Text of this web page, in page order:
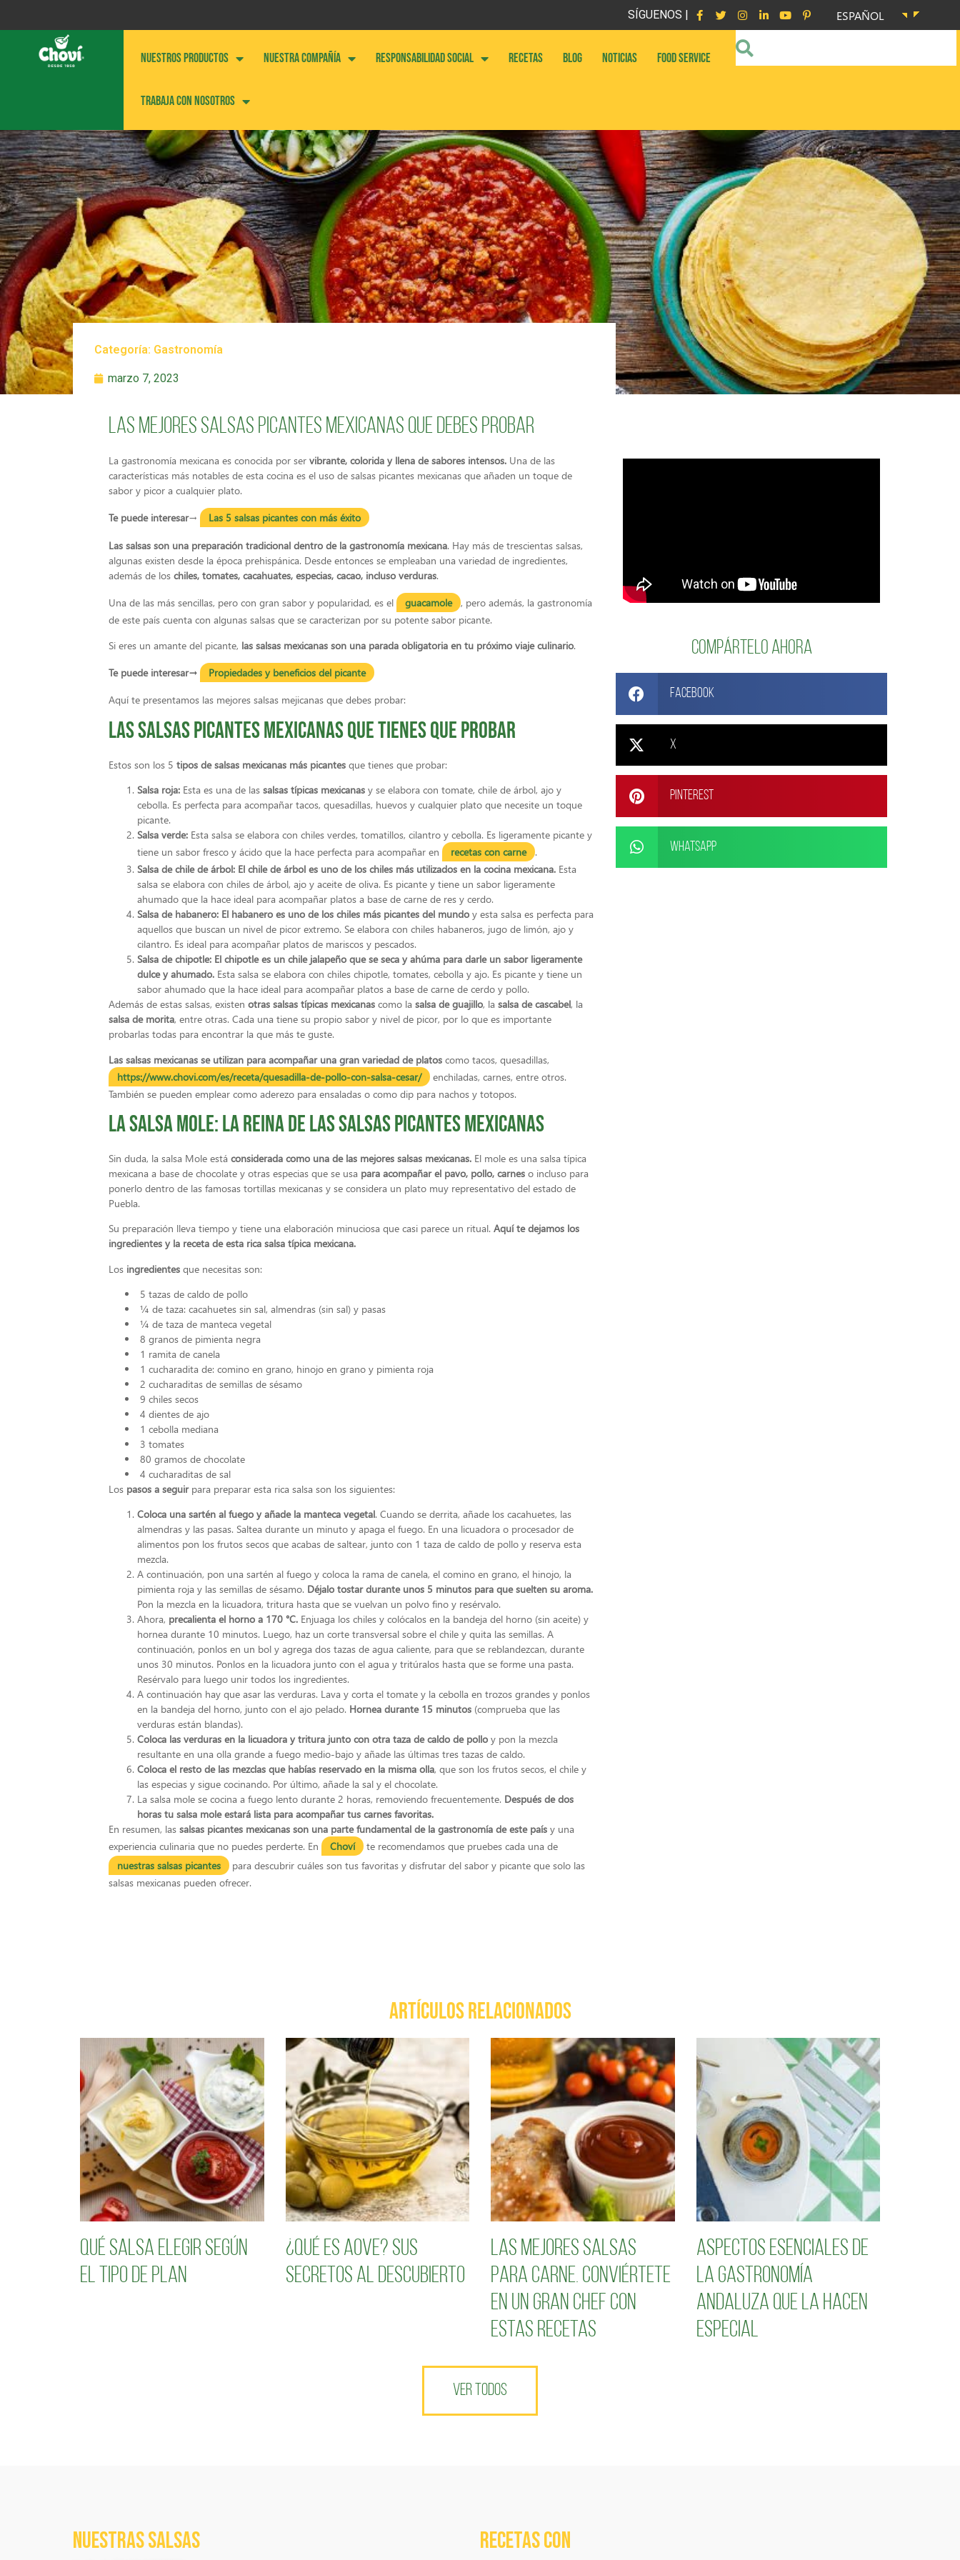
SÍGUENOS | ESPAÑOL
NUESTROS PRODUCTOS NUESTRA COMPAÑÍA RESPONSABILIDAD SOCIAL RECETAS BLOG NOTICIAS FOOD SERVICE
Trabaja con nosotros
Categoría: Gastronomía
marzo 7, 2023
Las mejores salsas picantes mexicanas que debes probar
La gastronomía mexicana es conocida por ser vibrante, colorida y llena de sabores intensos. Una de las
características más notables de esta cocina es el uso de salsas picantes mexicanas que añaden un toque de
sabor y picor a cualquier plato.
Te puede interesar→ Las 5 salsas picantes con más éxito
Las salsas son una preparación tradicional dentro de la gastronomía mexicana. Hay más de trescientas salsas,
algunas existen desde la época prehispánica. Desde entonces se empleaban una variedad de ingredientes,
además de los chiles, tomates, cacahuates, especias, cacao, incluso verduras.
Una de las más sencillas, pero con gran sabor y popularidad, es el guacamole
, pero además, la gastronomía
de este país cuenta con algunas salsas que se caracterizan por su potente sabor picante.
Si eres un amante del picante, las salsas mexicanas son una parada obligatoria en tu próximo viaje culinario.
Te puede interesar→ Propiedades y beneficios del picante
Aquí te presentamos las mejores salsas mejicanas que debes probar:
Las salsas picantes mexicanas que tienes que probar
Estos son los 5 tipos de salsas mexicanas más picantes que tienes que probar:
Salsa roja: Esta es una de las salsas típicas mexicanas y se elabora con tomate, chile de árbol, ajo y
cebolla. Es perfecta para acompañar tacos, quesadillas, huevos y cualquier plato que necesite un toque
picante.
Salsa verde: Esta salsa se elabora con chiles verdes, tomatillos, cilantro y cebolla. Es ligeramente picante y
tiene un sabor fresco y ácido que la hace perfecta para acompañar en
recetas con carne
.
Salsa de chile de árbol: El chile de árbol es uno de los chiles más utilizados en la cocina mexicana. Esta
salsa se elabora con chiles de árbol, ajo y aceite de oliva. Es picante y tiene un sabor ligeramente
ahumado que la hace ideal para acompañar platos a base de carne de res y cerdo.
Salsa de habanero: El habanero es uno de los chiles más picantes del mundo y esta salsa es perfecta para
aquellos que buscan un nivel de picor extremo. Se elabora con chiles habaneros, jugo de limón, ajo y
cilantro. Es ideal para acompañar platos de mariscos y pescados.
Salsa de chipotle: El chipotle es un chile jalapeño que se seca y ahúma para darle un sabor ligeramente
dulce y ahumado. Esta salsa se elabora con chiles chipotle, tomates, cebolla y ajo. Es picante y tiene un
sabor ahumado que la hace ideal para acompañar platos a base de carne de cerdo y pollo.
Además de estas salsas, existen otras salsas típicas mexicanas como la salsa de guajillo, la salsa de cascabel, la
salsa de morita, entre otras. Cada una tiene su propio sabor y nivel de picor, por lo que es importante
probarlas todas para encontrar la que más te guste.
Las salsas mexicanas se utilizan para acompañar una gran variedad de platos como tacos, quesadillas,
https://www.chovi.com/es/receta/quesadilla-de-pollo-con-salsa-cesar/
enchiladas, carnes, entre otros.
También se pueden emplear como aderezo para ensaladas o como dip para nachos y totopos.
La salsa Mole: la reina de las salsas picantes mexicanas
Sin duda, la salsa Mole está considerada como una de las mejores salsas mexicanas. El mole es una salsa típica
mexicana a base de chocolate y otras especias que se usa para acompañar el pavo, pollo, carnes o incluso para
ponerlo dentro de las famosas tortillas mexicanas y se considera un plato muy representativo del estado de
Puebla.
Su preparación lleva tiempo y tiene una elaboración minuciosa que casi parece un ritual. Aquí te dejamos los
ingredientes y la receta de esta rica salsa típica mexicana.
Los ingredientes que necesitas son:
5 tazas de caldo de pollo
¼ de taza: cacahuetes sin sal, almendras (sin sal) y pasas
¼ de taza de manteca vegetal
8 granos de pimienta negra
1 ramita de canela
1 cucharadita de: comino en grano, hinojo en grano y pimienta roja
2 cucharaditas de semillas de sésamo
9 chiles secos
4 dientes de ajo
1 cebolla mediana
3 tomates
80 gramos de chocolate
4 cucharaditas de sal
Los pasos a seguir para preparar esta rica salsa son los siguientes:
Coloca una sartén al fuego y añade la manteca vegetal. Cuando se derrita, añade los cacahuetes, las
almendras y las pasas. Saltea durante un minuto y apaga el fuego. En una licuadora o procesador de
alimentos pon los frutos secos que acabas de saltear, junto con 1 taza de caldo de pollo y reserva esta
mezcla.
A continuación, pon una sartén al fuego y coloca la rama de canela, el comino en grano, el hinojo, la
pimienta roja y las semillas de sésamo. Déjalo tostar durante unos 5 minutos para que suelten su aroma.
Pon la mezcla en la licuadora, tritura hasta que se vuelvan un polvo fino y resérvalo.
Ahora, precalienta el horno a 170 °C. Enjuaga los chiles y colócalos en la bandeja del horno (sin aceite) y
hornea durante 10 minutos. Luego, haz un corte transversal sobre el chile y quita las semillas. A
continuación, ponlos en un bol y agrega dos tazas de agua caliente, para que se reblandezcan, durante
unos 30 minutos. Ponlos en la licuadora junto con el agua y tritúralos hasta que se forme una pasta.
Resérvalo para luego unir todos los ingredientes.
A continuación hay que asar las verduras. Lava y corta el tomate y la cebolla en trozos grandes y ponlos
en la bandeja del horno, junto con el ajo pelado. Hornea durante 15 minutos (comprueba que las
verduras están blandas).
Coloca las verduras en la licuadora y tritura junto con otra taza de caldo de pollo y pon la mezcla
resultante en una olla grande a fuego medio-bajo y añade las últimas tres tazas de caldo.
Coloca el resto de las mezclas que habías reservado en la misma olla, que son los frutos secos, el chile y
las especias y sigue cocinando. Por último, añade la sal y el chocolate.
La salsa mole se cocina a fuego lento durante 2 horas, removiendo frecuentemente. Después de dos
horas tu salsa mole estará lista para acompañar tus carnes favoritas.
En resumen, las salsas picantes mexicanas son una parte fundamental de la gastronomía de este país y una
experiencia culinaria que no puedes perderte. En
Choví
te recomendamos que pruebes cada una de
nuestras salsas picantes
para descubrir cuáles son tus favoritas y disfrutar del sabor y picante que solo las
salsas mexicanas pueden ofrecer.
Compártelo ahora
Facebook
X
Pinterest
WhatsApp
ARTÍCULOS RELACIONADOS
Qué salsa elegir según
el tipo de plan
¿Qué es AOVE? Sus
secretos al descubierto
Las mejores salsas
para carne. Conviértete
en un gran chef con
estas recetas
Aspectos esenciales de
la gastronomía
andaluza que la hacen
especial
VER TODOS
NUESTRAS SALSAS RECETAS COn